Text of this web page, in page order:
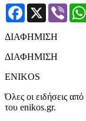
Facebook
X Viber
ΔΙΑΦΗΜΙΣΗ
ΔΙΑΦΗΜΙΣΗ
ENIKOS
Όλες οι ειδήσεις
του enikos.gr.